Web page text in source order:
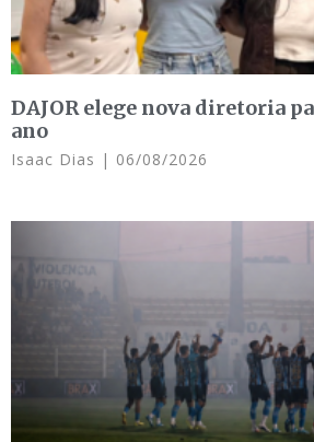
DAJOR elege nova diretoria
ano
Isaac Dias 06/08/2026